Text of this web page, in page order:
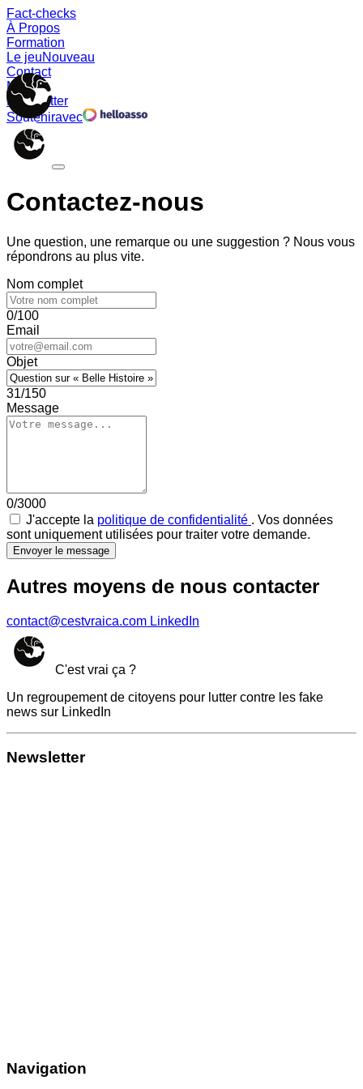
Fact-checks
À Propos
Formation
Le jeuNouveau
Contact
Memes
Newsletter
Souteniravec
Contactez-nous
Une question, une remarque ou une suggestion ? Nous vous
répondrons au plus vite.
Nom complet
0/100
Email
Objet
31/150
Message
0/3000
J'accepte la politique de confidentialité . Vos données
sont uniquement utilisées pour traiter votre demande.
Envoyer le message
Autres moyens de nous contacter
contact@cestvraica.com LinkedIn
C'est vrai ça ?
Un regroupement de citoyens pour lutter contre les fake
news sur LinkedIn
Newsletter
Navigation